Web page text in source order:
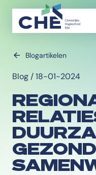
Blogartikelen
Blog / 18-01-2024